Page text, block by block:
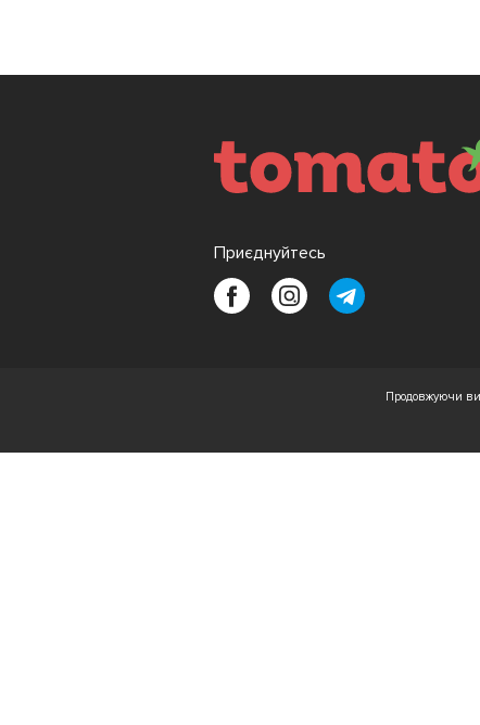
Приєднуйтесь
Продовжуючи